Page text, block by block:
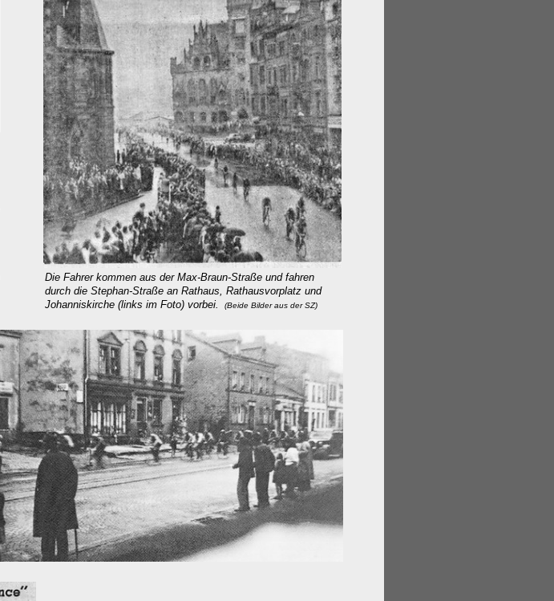
Die Fahrer kommen aus der Max-Braun-Straße und fahren
durch die Stephan-Straße an Rathaus, Rathausvorplatz und
Johanniskirche (links im Foto) vorbei.
(Beide Bilder aus der SZ)